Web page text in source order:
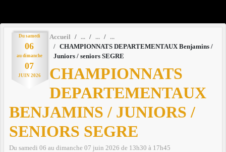
Du samedi
06
au dimanche
07
JUIN 2026
Accueil
CHAMPIONNATS DEPARTEMENTAUX Benjamins /
Juniors / seniors SEGRE
CHAMPIONNATS
DEPARTEMENTAUX
BENJAMINS / JUNIORS /
SENIORS SEGRE
Du samedi 06 au dimanche 07 juin 2026 de 13h30 à 17h45